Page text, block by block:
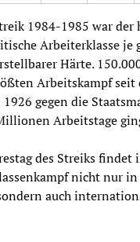
1984-1985 war der
Arbeiterklasse je
Härte.
Arbeitskampf seit
gegen die
Arbeitstage
des Streiks
nicht nur in
auch